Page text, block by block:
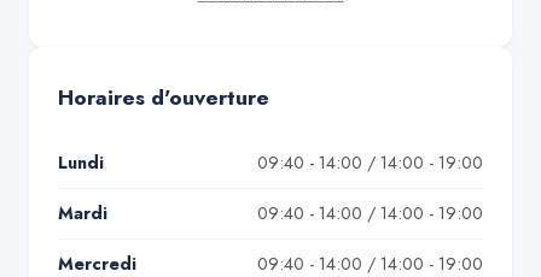
Horaires d'ouverture
Lundi 09:40 - 14:00 / 14:00 - 19:00
Mardi 09:40 - 14:00 / 14:00 - 19:00
Mercredi 09:40 - 14:00 / 14:00 - 19:00